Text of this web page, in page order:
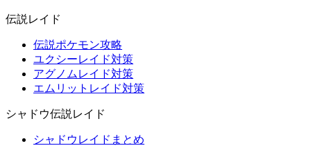
伝説レイド
伝説ポケモン攻略
ユクシーレイド対策
アグノムレイド対策
エムリットレイド対策
シャドウ伝説レイド
シャドウレイドまとめ